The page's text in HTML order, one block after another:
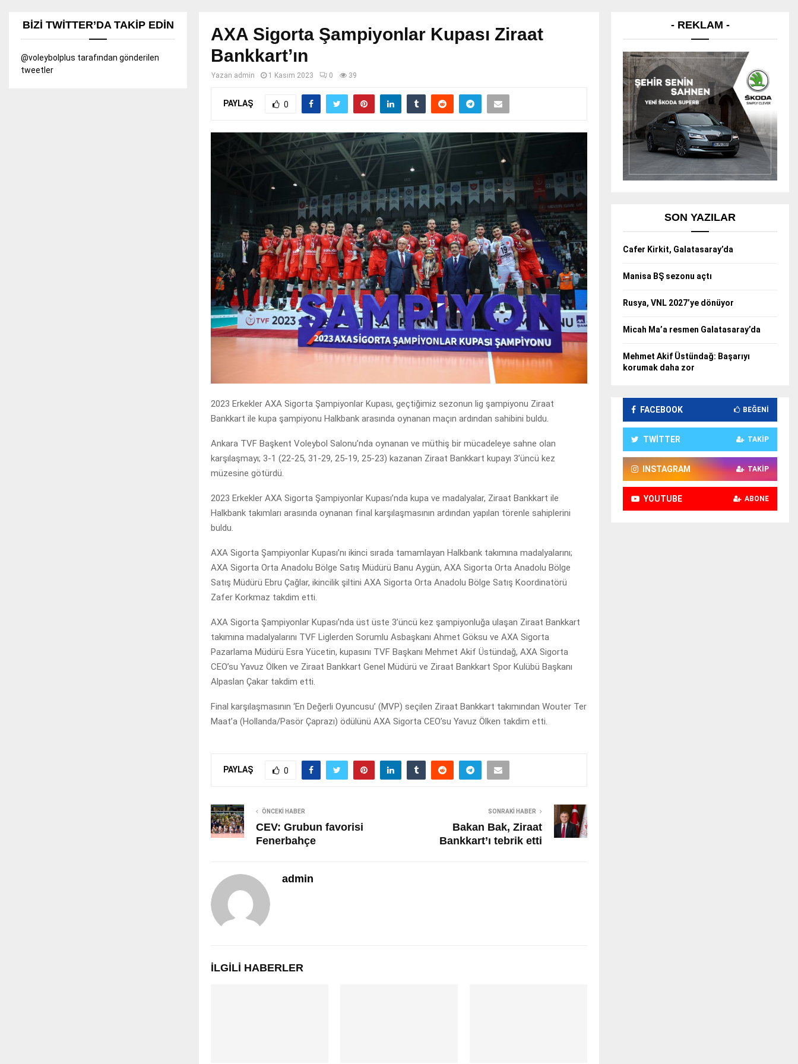
AXA Sigorta Şampiyonlar Kupası Ziraat
Bankkart’ın
Yazan admin 1 Kasım 2023 0 39
PAYLAŞ 0
2023 Erkekler AXA Sigorta Şampiyonlar Kupası, geçtiğimiz sezonun lig şampiyonu Ziraat
Bankkart ile kupa şampiyonu Halkbank arasında oynanan maçın ardından sahibini buldu.
Ankara TVF Başkent Voleybol Salonu’nda oynanan ve müthiş bir mücadeleye sahne olan
karşılaşmayı; 3-1 (22-25, 31-29, 25-19, 25-23) kazanan Ziraat Bankkart kupayı 3’üncü kez
müzesine götürdü.
2023 Erkekler AXA Sigorta Şampiyonlar Kupası’nda kupa ve madalyalar, Ziraat Bankkart ile
Halkbank takımları arasında oynanan final karşılaşmasının ardından yapılan törenle sahiplerini
buldu.
AXA Sigorta Şampiyonlar Kupası’nı ikinci sırada tamamlayan Halkbank takımına madalyalarını;
AXA Sigorta Orta Anadolu Bölge Satış Müdürü Banu Aygün, AXA Sigorta Orta Anadolu Bölge
Satış Müdürü Ebru Çağlar, ikincilik şiltini AXA Sigorta Orta Anadolu Bölge Satış Koordinatörü
Zafer Korkmaz takdim etti.
AXA Sigorta Şampiyonlar Kupası’nda üst üste 3’üncü kez şampiyonluğa ulaşan Ziraat Bankkart
takımına madalyalarını TVF Liglerden Sorumlu Asbaşkanı Ahmet Göksu ve AXA Sigorta
Pazarlama Müdürü Esra Yücetin, kupasını TVF Başkanı Mehmet Akif Üstündağ, AXA Sigorta
CEO’su Yavuz Ölken ve Ziraat Bankkart Genel Müdürü ve Ziraat Bankkart Spor Kulübü Başkanı
Alpaslan Çakar takdim etti.
Final karşılaşmasının ‘En Değerli Oyuncusu’ (MVP) seçilen Ziraat Bankkart takımından Wouter Ter
Maat’a (Hollanda/Pasör Çaprazı) ödülünü AXA Sigorta CEO’su Yavuz Ölken takdim etti.
PAYLAŞ 0
ÖNCEKI HABER
CEV: Grubun favorisi
Fenerbahçe
SONRAKI HABER
Bakan Bak, Ziraat
Bankkart’ı tebrik etti
admin
İLGILI HABERLER
BIZI TWITTER’DA TAKIP EDIN
@voleybolplus tarafından gönderilen
tweetler
- REKLAM -
SON YAZILAR
Cafer Kirkit, Galatasaray’da
Manisa BŞ sezonu açtı
Rusya, VNL 2027’ye dönüyor
Micah Ma’a resmen Galatasaray’da
Mehmet Akif Üstündağ: Başarıyı
korumak daha zor
FACEBOOK BEĞENI
TWITTER TAKIP
INSTAGRAM TAKIP
YOUTUBE ABONE